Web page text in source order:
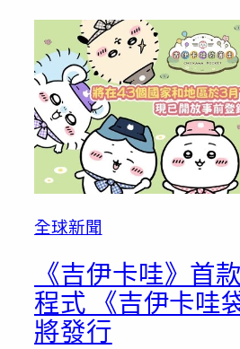
全球新聞
《吉伊卡哇》首
程式 《吉伊卡哇
將發行